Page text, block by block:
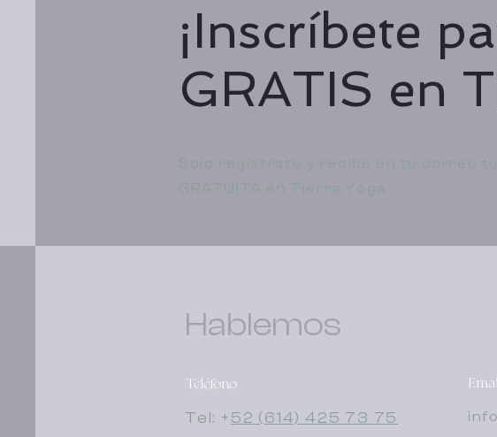
¡Inscríbete
GRATIS en
Solo regístrate y recibe en tu correo
GRATUITA en Tierra Yoga
Hablemos
Teléfono
Tel: +52 (614) 425 73 75